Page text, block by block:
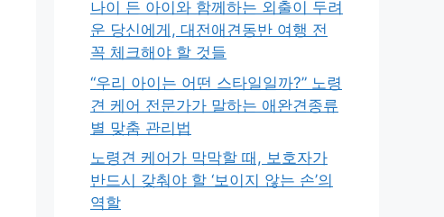
나이 든 아이와 함께하는 외출이 두려
운 당신에게, 대전애견동반 여행 전
꼭 체크해야 할 것들
“우리 아이는 어떤 스타일일까?” 노령
견 케어 전문가가 말하는 애완견종류
별 맞춤 관리법
노령견 케어가 막막할 때, 보호자가
반드시 갖춰야 할 ‘보이지 않는 손’의
역할